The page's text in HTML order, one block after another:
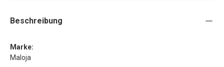
Beschreibung
Marke:
Maloja